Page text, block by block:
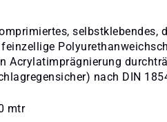
selbstklebendes,
Acrylatimprägnierung
nach DIN
mtr